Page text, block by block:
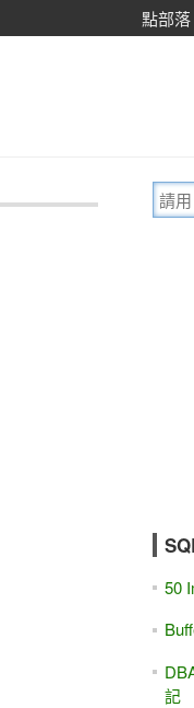
點部落
50
記